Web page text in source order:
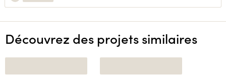
Découvrez des projets similaires